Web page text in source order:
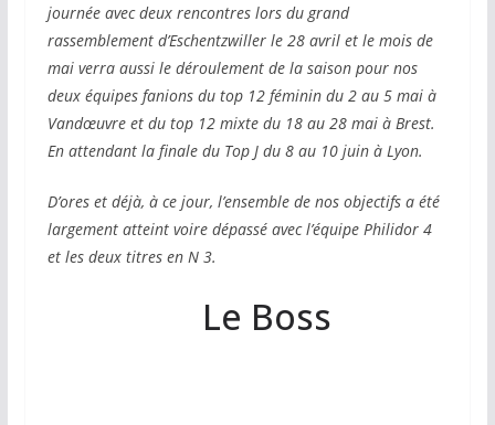
journée avec deux rencontres lors du grand
rassemblement d’Eschentzwiller le 28 avril et le mois de
mai verra aussi le déroulement de la saison pour nos
deux équipes fanions du top 12 féminin du 2 au 5 mai à
Vandœuvre et du top 12 mixte du 18 au 28 mai à Brest.
En attendant la finale du Top J du 8 au 10 juin à Lyon.
D’ores et déjà, à ce jour, l’ensemble de nos objectifs a été
largement atteint voire dépassé avec l’équipe Philidor 4
et les deux titres en N 3.
Le Boss